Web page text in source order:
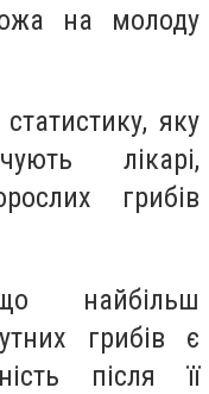
на молоду
яку
лікарі,
грибів
найбільш
грибів є
після її